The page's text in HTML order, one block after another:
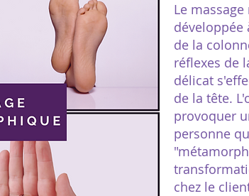
Le
développée
de la
réflexes de
délicat
de la tête.
provoquer
personne
chez le